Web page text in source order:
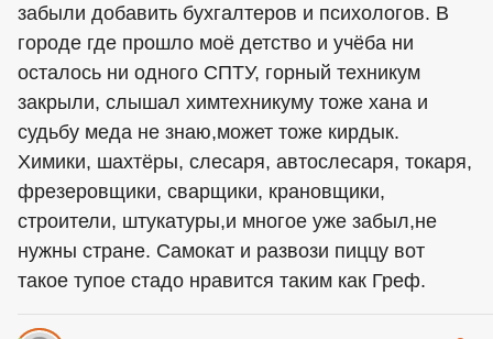
забыли добавить бухгалтеров и психологов. В
городе где прошло моё детство и учёба ни
осталось ни одного СПТУ, горный техникум
закрыли, слышал химтехникуму тоже хана и
судьбу меда не знаю,может тоже кирдык.
Химики, шахтёры, слесаря, автослесаря, токаря,
фрезеровщики, сварщики, крановщики,
строители, штукатуры,и многое уже забыл,не
нужны стране. Самокат и развози пиццу вот
такое тупое стадо нравится таким как Греф.